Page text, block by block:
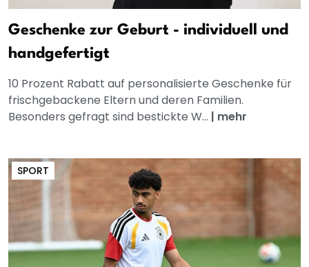
Geschenke zur Geburt - individuell und
handgefertigt
10 Prozent Rabatt auf personalisierte Geschenke für
frischgebackene Eltern und deren Familien.
Besonders gefragt sind bestickte W... | mehr
SPORT